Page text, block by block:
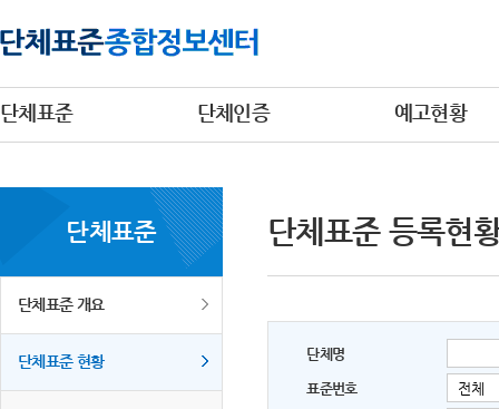
단체표준 단체인증 예고현황
단체표준
단체표준 개요
단체표준 현황
단체표준 등록현
단체명
표준번호